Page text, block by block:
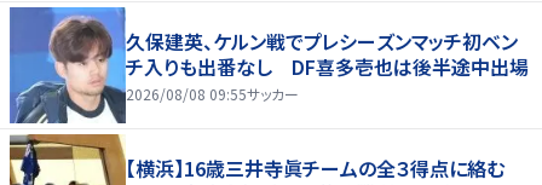
久保建英、ケルン戦でプレシーズンマッチ初ベン
チ入りも出番なし DF喜多壱也は後半途中出場
2026/08/08 09:55サッカー
【横浜】16歳三井寺眞チームの全３得点に絡む